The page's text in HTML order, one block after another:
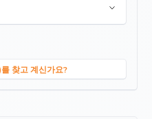
찾고 계신가요?